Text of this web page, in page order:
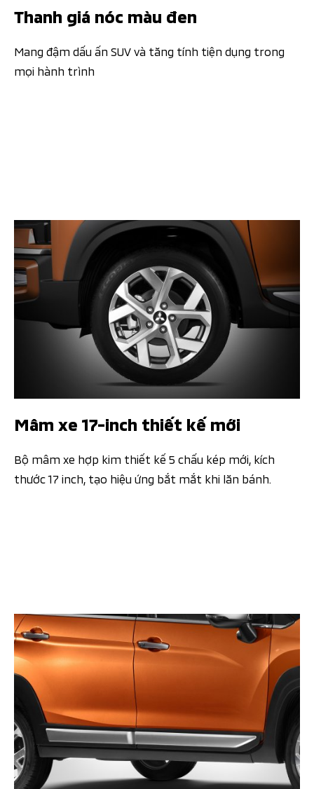
Thanh giá nóc màu đen
Mang đậm dấu ấn SUV và tăng tính tiện dụng trong
mọi hành trình
Mâm xe 17-inch thiết kế mới
Bộ mâm xe hợp kim thiết kế 5 chấu kép mới, kích
thước 17 inch, tạo hiệu ứng bắt mắt khi lăn bánh.​